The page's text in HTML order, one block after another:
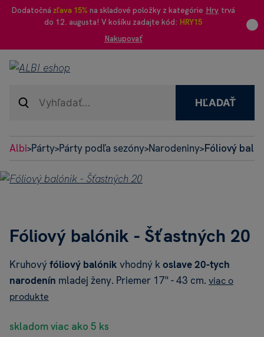
Dodatočná zľava 15% na skladové položky z kategórie Hry trvá
do 12. augusta! V košíku zadajte kód: HRY15
Nakupovať
HĽADAŤ
Albi>Párty>Párty podľa sezóny>Narodeniny>Fóliový
Fóliový balónik - Šťastných 20
Kruhovýfóliový balónik vhodný koslave 20-tych
narodenín mladej ženy. Priemer 17'' - 43 cm. viac o
produkte
skladom viac ako 5 ks